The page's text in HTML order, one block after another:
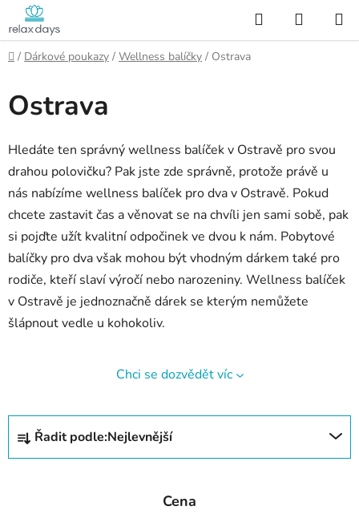
Přejít
na
obsah
Hledat
KOŠÍK
Domů
/ Dárkové poukazy / Wellness balíčky / Ostrava
Ostrava
Hledáte ten správný wellness balíček v Ostravě pro svou
drahou polovičku? Pak jste zde správně, protože právě u
nás nabízíme wellness balíček pro dva v Ostravě. Pokud
chcete zastavit čas a věnovat se na chvíli jen sami sobě, pak
si pojďte užít kvalitní odpočinek ve dvou k nám. Pobytové
balíčky pro dva však mohou být vhodným dárkem také pro
rodiče, kteří slaví výročí nebo narozeniny. Wellness balíček
v Ostravě je jednoznačně dárek se kterým nemůžete
šlápnout vedle u kohokoliv.
Chci se dozvědět víc
Ř
z
Řadit podle:Nejlevnější
Cena